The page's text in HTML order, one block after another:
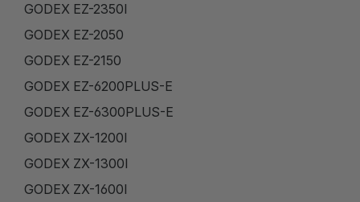
GODEX EZ-2350I
GODEX EZ-2050
GODEX EZ-2150
GODEX EZ-6200PLUS-E
GODEX EZ-6300PLUS-E
GODEX ZX-1200I
GODEX ZX-1300I
GODEX ZX-1600I